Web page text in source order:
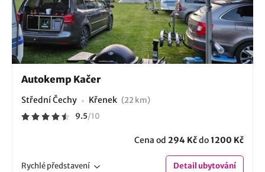
Autokemp Kačer
Střední Čechy Křenek (22 km)
9.5/10
Cena od 294 Kčdo1200 Kč
Rychlépředstavení Detailubytování